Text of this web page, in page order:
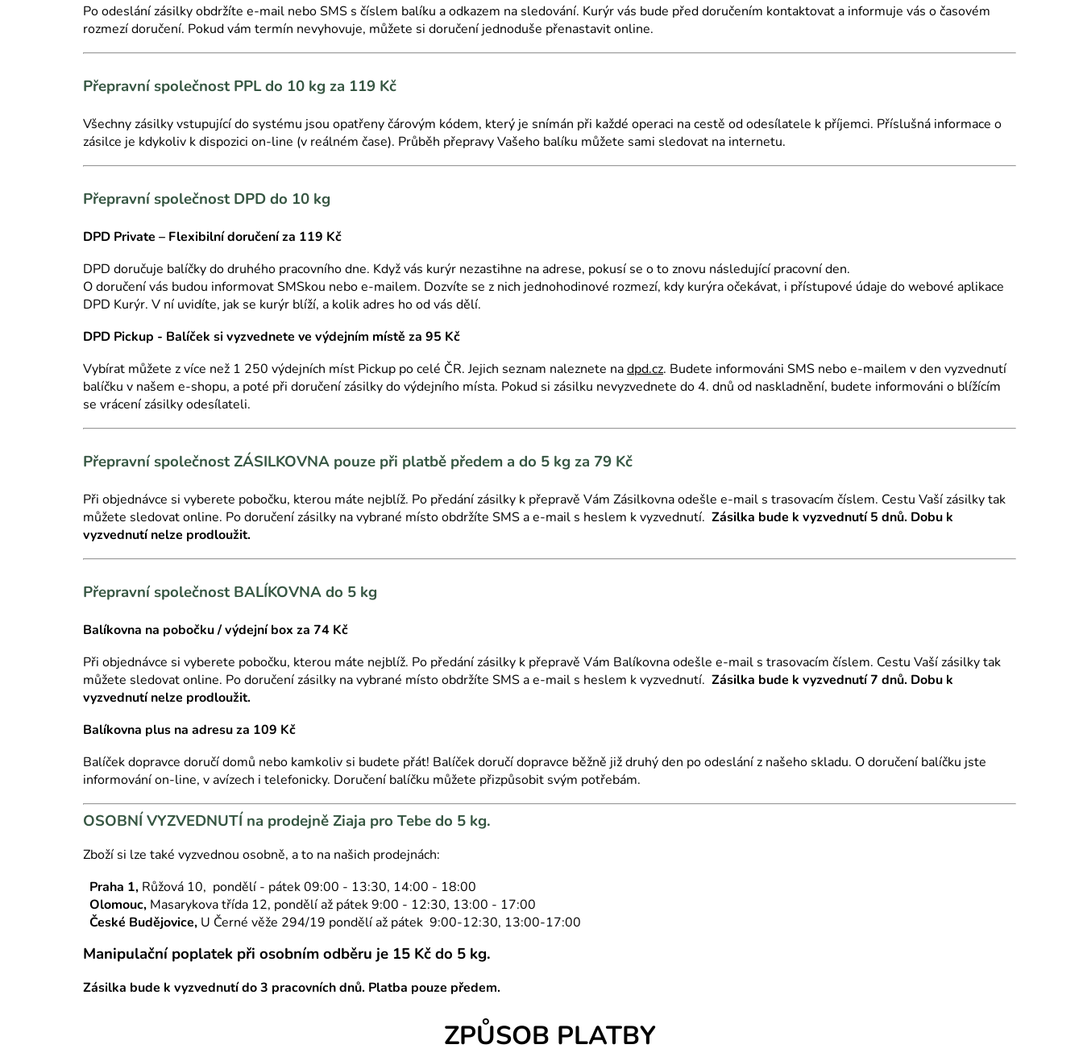
Po odeslání zásilky obdržíte e-mail nebo SMS s číslem balíku a odkazem na sledování. Kurýr vás bude před doručením kontaktovat a informuje vás o časovém
rozmezí doručení. Pokud vám termín nevyhovuje, můžete si doručení jednoduše přenastavit online.
Přepravní společnost PPL do 10 kg za 119 Kč
Všechny zásilky vstupující do systému jsou opatřeny čárovým kódem, který je snímán při každé operaci na cestě od odesílatele k příjemci. Příslušná informace o
zásilce je kdykoliv k dispozici on-line (v reálném čase). Průběh přepravy Vašeho balíku můžete sami sledovat na internetu.
Přepravní společnost DPD do 10 kg
DPD Private – Flexibilní doručení za 119 Kč
DPD doručuje balíčky do druhého pracovního dne. Když vás kurýr nezastihne na adrese, pokusí se o to znovu následující pracovní den.
O doručení vás budou informovat SMSkou nebo e-mailem. Dozvíte se z nich jednohodinové rozmezí, kdy kurýra očekávat, i přístupové údaje do webové aplikace
DPD Kurýr. V ní uvidíte, jak se kurýr blíží, a kolik adres ho od vás dělí.
DPD Pickup - Balíček si vyzvednete ve výdejním místě za 95 Kč
Vybírat můžete z více než 1 250 výdejních míst Pickup po celé ČR. Jejich seznam naleznete nadpd.cz. Budete informováni SMS nebo e-mailem v den vyzvednutí
balíčku v našem e-shopu, a poté při doručení zásilky do výdejního místa. Pokud si zásilku nevyzvednete do 4. dnů od naskladnění, budete informováni o blížícím
se vrácení zásilky odesílateli.
Přepravní společnost ZÁSILKOVNA pouze při platbě předem a do 5 kg za 79 Kč
Při objednávce si vyberete pobočku, kterou máte nejblíž. Po předání zásilky k přepravě Vám Zásilkovna odešle e-mail s trasovacím číslem. Cestu Vaší zásilky tak
můžete sledovat online. Po doručení zásilky na vybrané místo obdržíte SMS a e-mail s heslem k vyzvednutí. Zásilka bude k vyzvednutí 5 dnů. Dobu k
vyzvednutí nelze prodloužit.
Přepravní společnost BALÍKOVNA do 5 kg
Balíkovna na pobočku / výdejní box za 74 Kč
Při objednávce si vyberete pobočku, kterou máte nejblíž. Po předání zásilky k přepravě Vám Balíkovna odešle e-mail s trasovacím číslem. Cestu Vaší zásilky tak
můžete sledovat online. Po doručení zásilky na vybrané místo obdržíte SMS a e-mail s heslem k vyzvednutí. Zásilka bude k vyzvednutí 7 dnů. Dobu k
vyzvednutí nelze prodloužit.
Balíkovna plus na adresu za 109 Kč
Balíček dopravce doručí domů nebo kamkoliv si budete přát! Balíček doručí dopravce běžně již druhý den po odeslání z našeho skladu. O doručení balíčku jste
informování on-line, v avízech i telefonicky. Doručení balíčku můžete přizpůsobit svým potřebám.
OSOBNÍ VYZVEDNUTÍ na prodejně Ziaja pro Tebe do 5 kg.
Zboží si lze také vyzvednou osobně, a to na našich prodejnách:
Praha 1, Růžová 10, pondělí - pátek 09:00 - 13:30, 14:00 - 18:00
Olomouc, Masarykova třída 12, pondělí až pátek 9:00 - 12:30, 13:00 - 17:00
České Budějovice, U Černé věže 294/19 pondělí až pátek 9:00-12:30, 13:00-17:00
Manipulační poplatek při osobním odběru je 15 Kč do 5 kg.
Zásilka bude k vyzvednutí do 3 pracovních dnů. Platba pouze předem.
ZPŮSOB PLATBY